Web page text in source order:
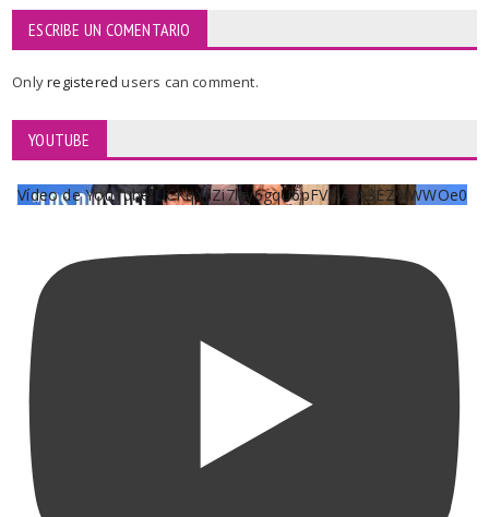
ESCRIBE UN COMENTARIO
Onlyregisteredusers can comment.
YOUTUBE
Vídeo de YouTube UCKqYjiZi7lzy6gqU6pFVFiA_A3EZ9JWWOe0